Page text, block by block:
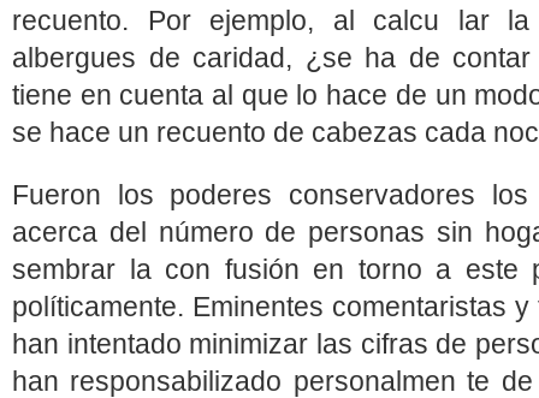
recuento. Por ejemplo, al calcu lar
albergues de caridad, ¿se ha de
tiene en cuenta al que lo hace de un
se hace un recuento de cabezas cada
Fueron los poderes conservadores
acerca del número de personas sin
sembrar la con fusión en torno a este
políticamente. Eminentes comentaristas
han intentado minimizar las cifras de
han responsabilizado personalmen te